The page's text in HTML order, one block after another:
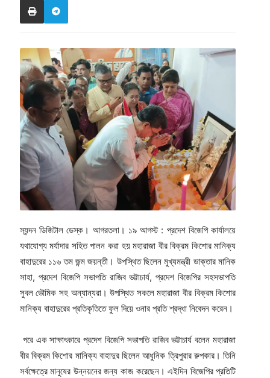
স্যন্দন ডিজিটাল ডেস্ক। আগরতলা। ১৯ আগস্ট : প্রদেশ বিজেপি কার্যালয়ে
যথাযোগ্য মর্যাদার সহিত পালন করা হয় মহারাজা বীর বিক্রম কিশোর মানিক্য
বাহাদুরের ১১৬ তম জন্ম জয়ন্তী। উপস্থিত ছিলেন মুখ্যমন্ত্রী ডাক্তার মানিক
সাহা, প্রদেশ বিজেপি সভাপতি রাজিব ভট্টাচার্য, প্রদেশ বিজেপির সহসভাপতি
সুবল ভৌমিক সহ অন্যান্যরা। উপস্থিত সকলে মহারাজা বীর বিক্রম কিশোর
মানিক্য বাহাদুরের প্রতিকৃতিতে ফুল দিয়ে ওনার প্রতি শ্রদ্ধা নিবেদন করেন।
পরে এক সাক্ষাৎকারে প্রদেশ বিজেপি সভাপতি রাজিব ভট্টাচার্য বলেন মহারাজা
বীর বিক্রম কিশোর মানিক্য বাহাদুর ছিলেন আধুনিক ত্রিপুরার রুপকার। তিনি
সর্বক্ষেত্রে মানুষের উন্নয়নের জন্য কাজ করেছেন। এইদিন বিজেপির প্রতিটি